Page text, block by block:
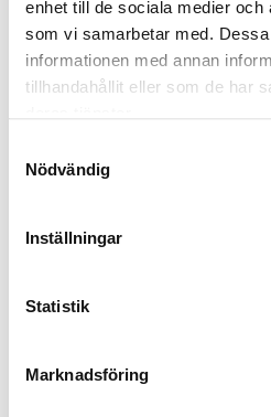
enhet till de sociala medier
som vi samarbetar med.
informationen med annan
tillhandahållit eller som de har
Nödvändig
Inställningar
Statistik
Marknadsföring
Rejlers har tilldelats utmärkelsen
världsledande och oberoende
utvärderar och betygsätter
Rejlers fick 84 av 100 poäng,
de bästa 1 procenten av alla
Länk till EcoVadis Sustainability